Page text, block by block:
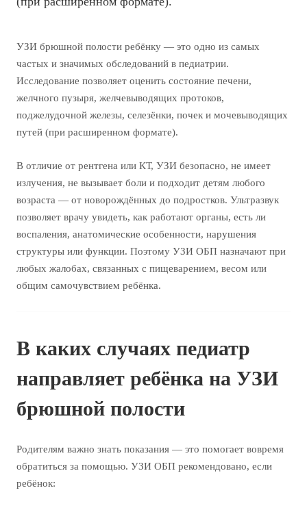
УЗИ брюшной полости ребёнку — это одно из самых
частых и значимых обследований в педиатрии.
Исследование позволяет оценить состояние печени,
желчного пузыря, желчевыводящих протоков,
поджелудочной железы, селезёнки, почек и мочевыводящих
путей (при расширенном формате).
В отличие от рентгена или КТ, УЗИ безопасно, не имеет
излучения, не вызывает боли и подходит детям любого
возраста — от новорождённых до подростков. Ультразвук
позволяет врачу увидеть, как работают органы, есть ли
воспаления, анатомические особенности, нарушения
структуры или функции. Поэтому УЗИ ОБП назначают при
любых жалобах, связанных с пищеварением, весом или
общим самочувствием ребёнка.
В каких случаях педиатр
направляет ребёнка на УЗИ
брюшной полости
Родителям важно знать показания — это помогает вовремя
обратиться за помощью. УЗИ ОБП рекомендовано, если
ребёнок: